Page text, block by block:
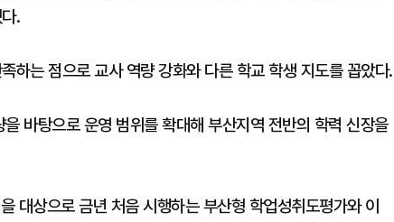
.
하는 점으로 교사 역량 강화와 다른 학교 학생 지도를 꼽았다.
바탕으로 운영 범위를 확대해 부산지역 전반의 학력 신장을
대상으로 금년 처음 시행하는 부산형 학업성취도평가와 이